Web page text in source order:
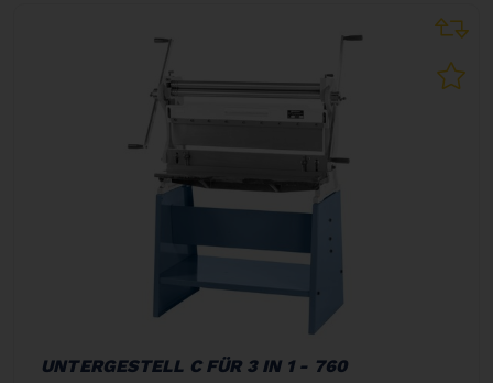
UNTERGESTELL C FÜR 3 IN 1 - 760